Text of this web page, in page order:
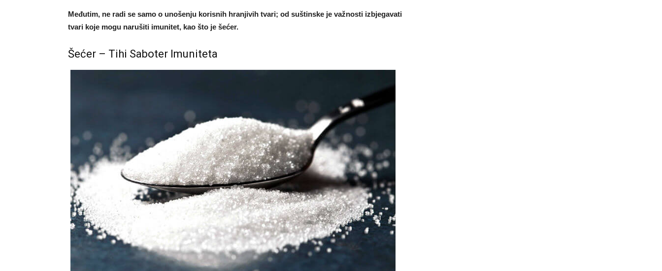
Međutim, ne radi se samo o unošenju korisnih hranjivih tvari; od suštinske je važnosti izbjegavati
tvari koje mogu narušiti imunitet, kao što je šećer.
Šećer – Tihi Saboter Imuniteta